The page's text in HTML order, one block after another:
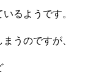
るようです。
うのですが、